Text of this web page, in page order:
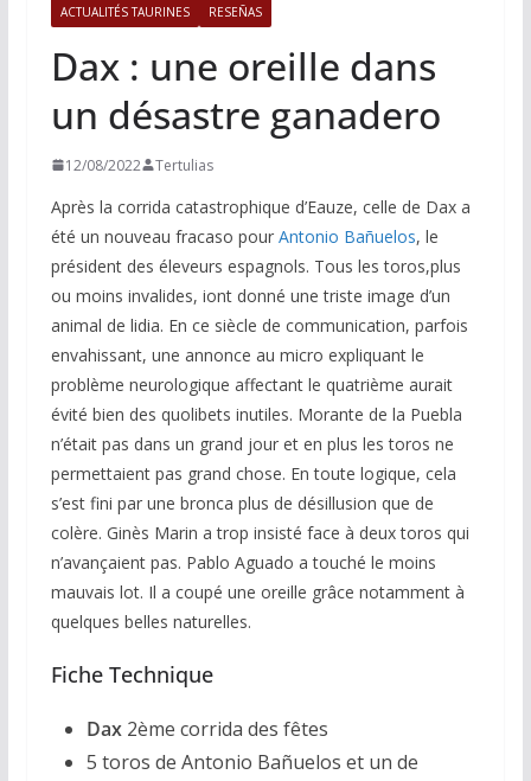
ACTUALITÉS TAURINES RESEÑAS
Dax : une oreille dans
un désastre ganadero
12/08/2022 Tertulias
Après la corrida catastrophique d’Eauze, celle de Dax a
été un nouveau fracaso pour Antonio Bañuelos, le
président des éleveurs espagnols. Tous les toros,plus
ou moins invalides, iont donné une triste image d’un
animal de lidia. En ce siècle de communication, parfois
envahissant, une annonce au micro expliquant le
problème neurologique affectant le quatrième aurait
évité bien des quolibets inutiles. Morante de la Puebla
n’était pas dans un grand jour et en plus les toros ne
permettaient pas grand chose. En toute logique, cela
s’est fini par une bronca plus de désillusion que de
colère. Ginès Marin a trop insisté face à deux toros qui
n’avançaient pas. Pablo Aguado a touché le moins
mauvais lot. Il a coupé une oreille grâce notamment à
quelques belles naturelles.
Fiche Technique
Dax 2ème corrida des fêtes
5 toros de Antonio Bañuelos et un de